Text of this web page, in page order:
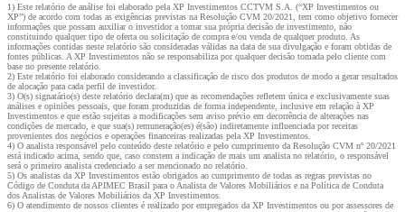
1) Este relatório de análise foi elaborado pela XP Investimentos CCTVM S.A. (“XP Investimentos ou
XP”) de acordo com todas as exigências previstas na Resolução CVM 20/2021, tem como objetivo fornecer
informações que possam auxiliar o investidor a tomar sua própria decisão de investimento, não
constituindo qualquer tipo de oferta ou solicitação de compra e/ou venda de qualquer produto. As
informações contidas neste relatório são consideradas válidas na data de sua divulgação e foram obtidas de
fontes públicas. A XP Investimentos não se responsabiliza por qualquer decisão tomada pelo cliente com
base no presente relatório.
2) Este relatório foi elaborado considerando a classificação de risco dos produtos de modo a gerar resultados
de alocação para cada perfil de investidor.
3) O(s) signatário(s) deste relatório declara(m) que as recomendações refletem única e exclusivamente suas
análises e opiniões pessoais, que foram produzidas de forma independente, inclusive em relação à XP
Investimentos e que estão sujeitas a modificações sem aviso prévio em decorrência de alterações nas
condições de mercado, e que sua(s) remuneração(es) é(são) indiretamente influenciada por receitas
provenientes dos negócios e operações financeiras realizadas pela XP Investimentos.
4) O analista responsável pelo conteúdo deste relatório e pelo cumprimento da Resolução CVM nº 20/2021
está indicado acima, sendo que, caso constem a indicação de mais um analista no relatório, o responsável
será o primeiro analista credenciado a ser mencionado no relatório.
5) Os analistas da XP Investimentos estão obrigados ao cumprimento de todas as regras previstas no
Código de Conduta da APIMEC Brasil para o Analista de Valores Mobiliários e na Política de Conduta
dos Analistas de Valores Mobiliários da XP Investimentos.
6) O atendimento de nossos clientes é realizado por empregados da XP Investimentos ou por assessores de